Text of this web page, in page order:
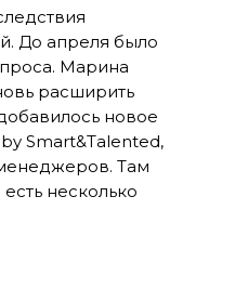
До апреля было
Марина
расширить
новое
Smart&Talented,
Там
несколько